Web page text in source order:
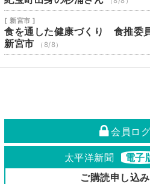
[ 新宮市 ]
食を通した健康づくり 食推委
新宮市
（8/8）
会員ロ
太平洋新聞 電子
ご購読申し込